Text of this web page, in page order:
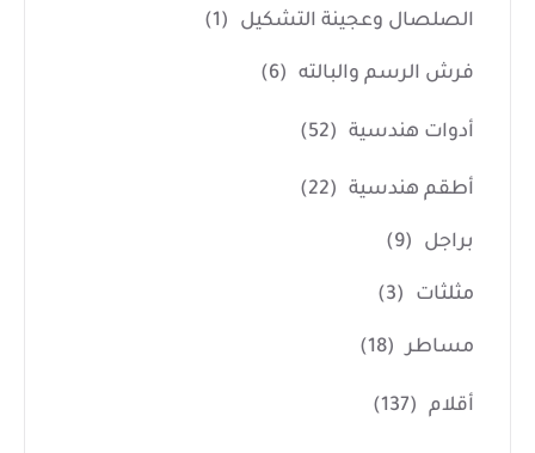
الصلصال وعجينة التشكيل (1)
فرش الرسم والبالته (6)
أدوات هندسية (52)
أطقم هندسية (22)
براجل (9)
مثلثات (3)
مساطر (18)
أقلام (137)